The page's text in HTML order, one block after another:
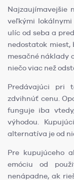
Najzaujímavejšie
veľkými
ulíc od seba a
nedostatok miest,
mesačné náklady
niečo viac než
Predávajúci pri
zdvihnúť cenu.
funguje iba
výhodou.
alternatíva je od
Pre kupujúceho
emóciu od
nenápadne, ak